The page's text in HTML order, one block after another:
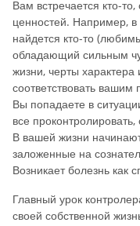
Вам встречается кто-
ценностей. Например,
найдется кто-то
обладающий сильным
жизни, черты характера
соответствовать вашим
Вы попадаете в
все
В вашей жизни
заложенные на
Возникает болезнь как
Главный урок
своей собственной